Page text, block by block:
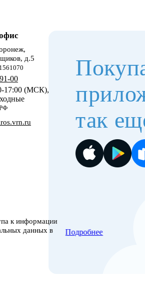
к информации
данных в
Подробнее
д.5
00
17:00 (МСК),
так